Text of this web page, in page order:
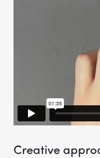
Creative